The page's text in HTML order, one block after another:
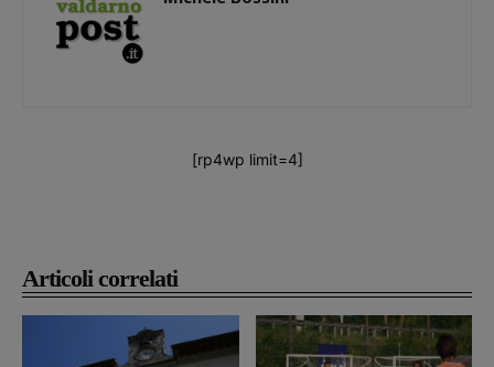
Articoli correlati
[rp4wp limit=4]